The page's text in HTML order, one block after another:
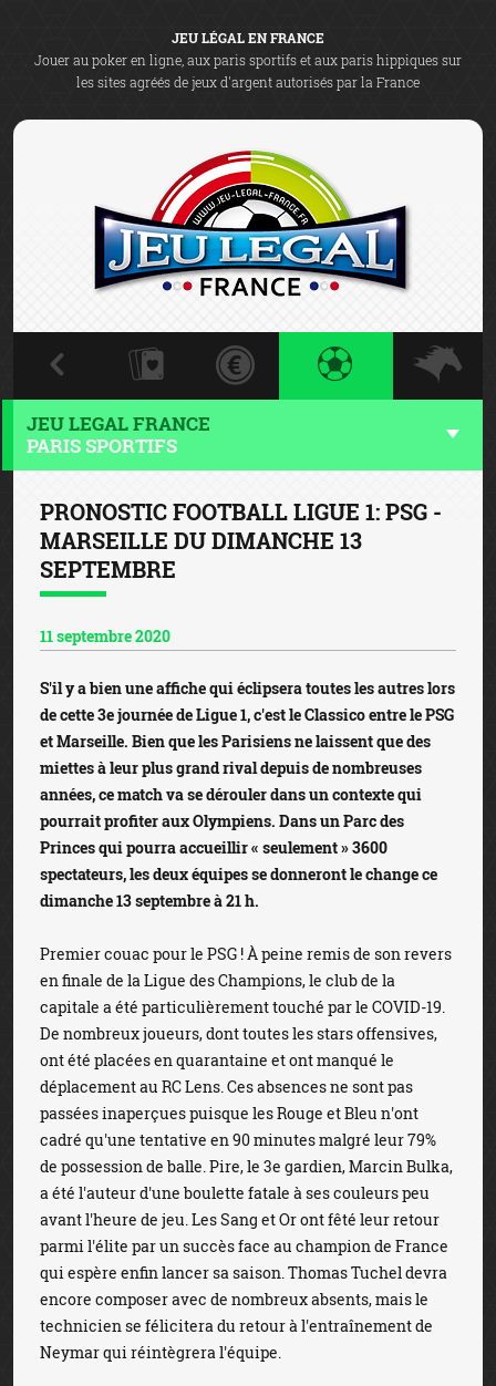
JEU LÉGAL EN FRANCE
Jouer au poker en ligne, aux paris sportifs et aux paris hippiques sur
les sites agréés de jeux d'argent autorisés par la France
JEU LEGAL FRANCE
PARIS SPORTIFS
PRONOSTIC FOOTBALL LIGUE 1: PSG -
MARSEILLE DU DIMANCHE 13
SEPTEMBRE
11 septembre 2020
S'il y a bien une affiche qui éclipsera toutes les autres lors
de cette 3e journée de Ligue 1, c'est le Classico entre le PSG
et Marseille. Bien que les Parisiens ne laissent que des
miettes à leur plus grand rival depuis de nombreuses
années, ce match va se dérouler dans un contexte qui
pourrait profiter aux Olympiens. Dans un Parc des
Princes qui pourra accueillir « seulement » 3600
spectateurs, les deux équipes se donneront le change ce
dimanche 13 septembre à 21 h.
Premier couac pour le PSG ! À peine remis de son revers
en finale de la Ligue des Champions, le club de la
capitale a été particulièrement touché par le COVID-19.
De nombreux joueurs, dont toutes les stars offensives,
ont été placées en quarantaine et ont manqué le
déplacement au RC Lens. Ces absences ne sont pas
passées inaperçues puisque les Rouge et Bleu n'ont
cadré qu'une tentative en 90 minutes malgré leur 79%
de possession de balle. Pire, le 3e gardien, Marcin Bulka,
a été l'auteur d'une boulette fatale à ses couleurs peu
avant l'heure de jeu. Les Sang et Or ont fêté leur retour
parmi l'élite par un succès face au champion de France
qui espère enfin lancer sa saison. Thomas Tuchel devra
encore composer avec de nombreux absents, mais le
technicien se félicitera du retour à l'entraînement de
Neymar qui réintègrera l'équipe.